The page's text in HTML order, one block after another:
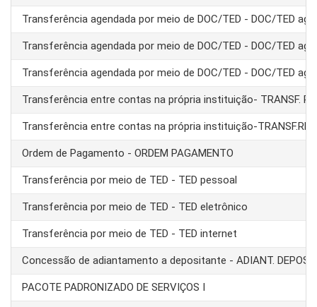
Transferência agendada por meio de DOC/TED - DOC/TED
Transferência agendada por meio de DOC/TED - DOC/TED
Transferência agendada por meio de DOC/TED - DOC/TED
Transferência entre contas na própria instituição- TRANSF.
Transferência entre contas na própria instituição-
Ordem de Pagamento - ORDEM PAGAMENTO
Transferência por meio de TED - TED pessoal
Transferência por meio de TED - TED eletrônico
Transferência por meio de TED - TED internet
Concessão de adiantamento a depositante - ADIANT.
PACOTE PADRONIZADO DE SERVIÇOS I